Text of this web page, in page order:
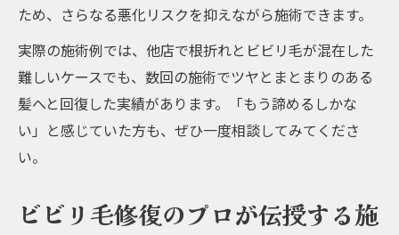
ため、さらなる悪化リスクを抑えながら施術できます。
実際の施術例では、他店で根折れとビビリ毛が混在した
難しいケースでも、数回の施術でツヤとまとまりのある
髪へと回復した実績があります。「もう諦めるしかな
い」と感じていた方も、ぜひ一度相談してみてくださ
い。
ビビリ毛修復のプロが伝授する施